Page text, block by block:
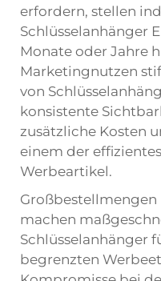
erfordern, stellen
Schlüsselanhänger
Monate oder Jahre
Marketingnutzen
von
konsistente
zusätzliche Kosten
einem der
Werbeartikel.
Großbestellmengen
machen
Schlüsselanhänger
begrenzten